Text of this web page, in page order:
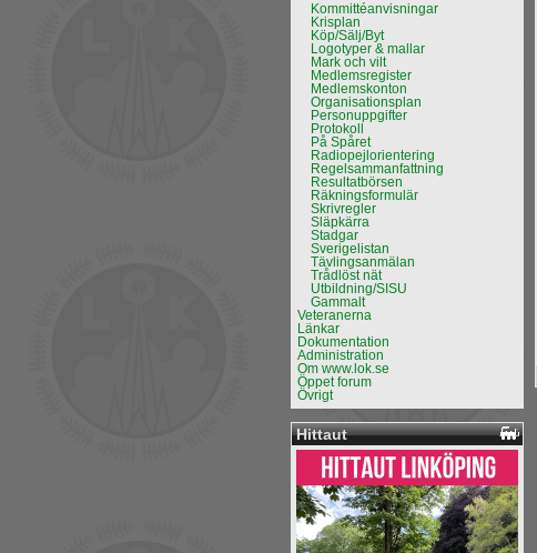
Kommittéanvisningar
Krisplan
Köp/Sälj/Byt
Logotyper & mallar
Mark och vilt
Medlemsregister
Medlemskonton
Organisationsplan
Personuppgifter
Protokoll
På Spåret
Radiopejlorientering
Regelsammanfattning
Resultatbörsen
Räkningsformulär
Skrivregler
Släpkärra
Stadgar
Sverigelistan
Tävlingsanmälan
Trådlöst nät
Utbildning/SISU
Gammalt
Veteranerna
Länkar
Dokumentation
Administration
Om www.lok.se
Öppet forum
Övrigt
Hittaut